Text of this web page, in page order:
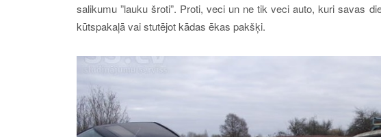
salikumu ”lauku šroti”. Proti, veci un ne tik veci auto, kuri savas
kūtspakaļā vai stutējot kādas ēkas pakšķi.